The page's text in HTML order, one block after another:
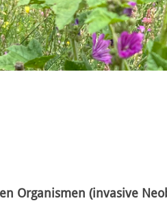
Organismen (invasive